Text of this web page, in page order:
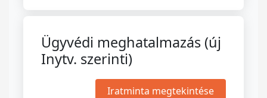
Ügyvédi meghatalmazás (új
Inytv. szerinti)
Iratminta megtekintése